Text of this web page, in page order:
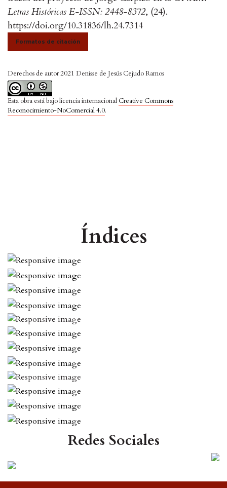
Letras Históricas E-ISSN: 2448-8372, (24).
https://doi.org/10.31836/lh.24.7314
Formatos de citación
Derechos de autor 2021 Denisse de Jesús Cejudo Ramos
Esta obra está bajo licencia internacional Creative Commons
Reconocimiento-NoComercial 4.0.
Índices
Redes Sociales